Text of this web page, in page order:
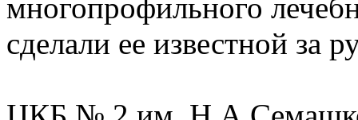
многопрофильного
сделали ее известной за